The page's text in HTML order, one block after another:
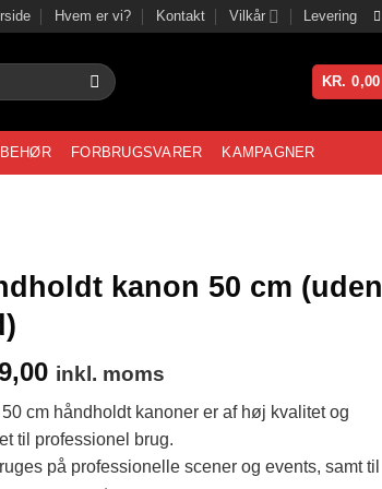
Hvem er vi? Kontakt Vilkår Levering
KR. 0,00
FORBRUGSVARER KAMPAGNER
kanon 50 cm (uden
inkl. moms
cm håndholdt kanoner er af høj kvalitet og
til professionel brug.
på professionelle scener og events, samt til